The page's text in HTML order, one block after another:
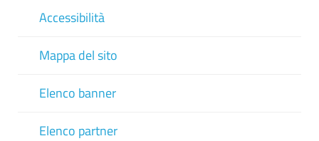
Accessibilità
Mappa del sito
Elenco banner
Elenco partner